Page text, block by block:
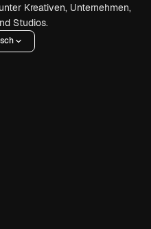
Kreativen, Unternehmen,
Studios.